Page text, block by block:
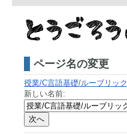
ページ名の変更
授業/C言語基礎/ルーブリック
新しい名前: